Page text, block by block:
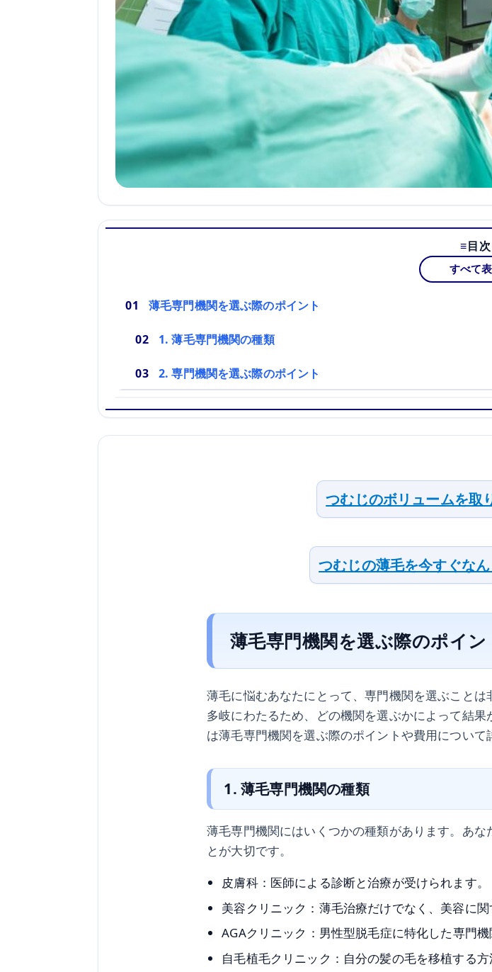
目次
すべて
薄毛専門機関を選ぶ際のポイント
1. 薄毛専門機関の種類
2. 専門機関を選ぶ際のポイント
つむじのボリュームを取
つむじの薄毛を今すぐな
薄毛専門機関を選ぶ際のポイン
薄毛に悩むあなたにとって、専門機関を選ぶこと
多岐にわたるため、どの機関を選ぶかによって結
は薄毛専門機関を選ぶ際のポイントや費用について
1. 薄毛専門機関の種類
薄毛専門機関にはいくつかの種類があります。あ
とが大切です。
皮膚科：医師による診断と治療が受けられます。
美容クリニック：薄毛治療だけでなく、美容に関
AGAクリニック：男性型脱毛症に特化した専門機
自毛植毛クリニック：自分の髪の毛を移植する方